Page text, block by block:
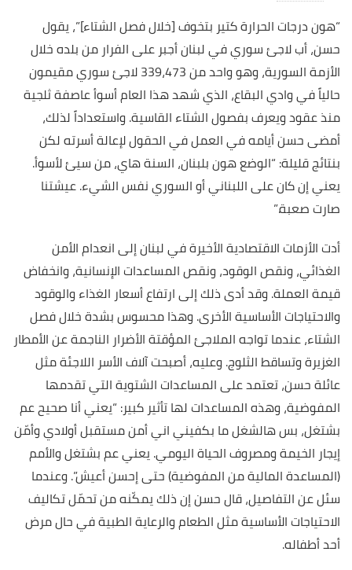
“هون درجات الحرارة كتير بتخوف [خلال فصل الشتاء]”، يقول
حسن، أب لاجئ سوري في لبنان أجبر على الفرار من بلده خلال
الأزمة السورية، وهو واحد من 339،473 لاجئ سوري مقيمون
حالياً في وادي البقاع، الذي شهد هذا العام أسوأ عاصفة ثلجية
منذ عقود ويعرف بفصول الشتاء القاسية. واستعداداً لذلك،
أمضى حسن أيامه في العمل في الحقول لإعالة أسرته لكن
بنتائج قليلة: “الوضع هون بلبنان، السنة هاي، من سيئ لأسوأ.
يعني إن كان على اللبناني أو السوري نفس الشيء. عيشتنا
صارت صعبة.”
أدت الأزمات الاقتصادية الأخيرة في لبنان إلى انعدام الأمن
الغذائي، ونقص الوقود، ونقص المساعدات الإنسانية، وانخفاض
قيمة العملة. وقد أدى ذلك إلى ارتفاع أسعار الغذاء والوقود
والاحتياجات الأساسية الأخرى. وهذا محسوس بشدة خلال فصل
الشتاء، عندما تواجه الملاجئ المؤقتة الأضرار الناجمة عن الأمطار
الغزيرة وتساقط الثلوج. وعليه، أصبحت آلاف الأسر اللاجئة مثل
عائلة حسن، تعتمد على المساعدات الشتوية التي تقدمها
المفوضية، وهذه المساعدات لها تأثير كبير: “يعني أنا صحيح عم
بشتغل، بس هالشغل ما بكفيني اني أمن مستقبل أولادي وأمّن
إيجار الخيمة ومصروف الحياة اليومي. يعني عم بشتغل والأمم
(المساعدة المالية من المفوضية) حتى إحسن أعيش”. وعندما
سئل عن التفاصيل، قال حسن إن ذلك يمكّنه من تحمّل تكاليف
الاحتياجات الأساسية مثل الطعام والرعاية الطبية في حال مرض
أحد أطفاله.